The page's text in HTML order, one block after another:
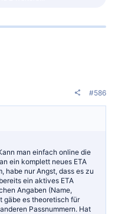
#586
man einfach online die
ein komplett neues ETA
habe nur Angst, dass es zu
ein aktives ETA
Angaben (Name,
gäbe es theoretisch für
Passnummern. Hat